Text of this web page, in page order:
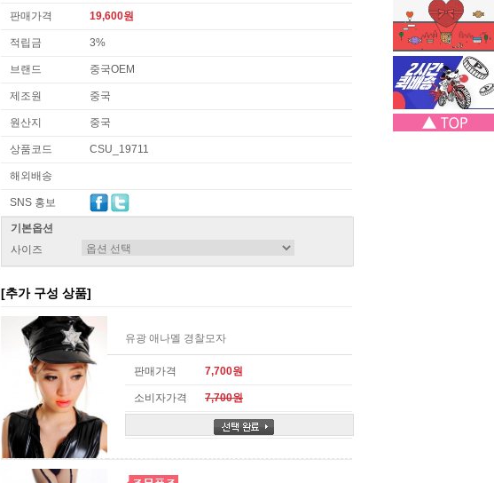
판매가격 19,600원
적립금 3%
브랜드 중국OEM
제조원 중국
원산지 중국
상품코드 CSU_19711
해외배송
SNS 홍보
기본옵션
사이즈
[추가 구성 상품]
유광 애나멜 경찰모자
판매가격 7,700원
소비자가격 7,700원